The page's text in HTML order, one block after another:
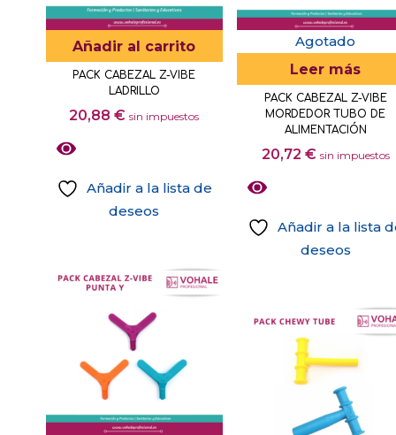
Añadir al carrito
PACK CABEZAL Z-VIBE
LADRILLO
20,88€ sin impuestos
Añadir a la lista de
deseos
Agotado
Leer más
PACK CABEZAL Z-VIBE
MORDEDOR TUBO DE
ALIMENTACIÓN
20,72 € sin impuestos
Añadir a la lista
deseos